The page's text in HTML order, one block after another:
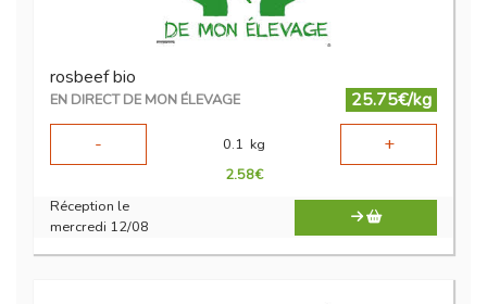
rosbeef bio
EN DIRECT DE MON ÉLEVAGE
25.75€/kg
-
0.1 kg +
2.58€
Réception le
mercredi 12/08